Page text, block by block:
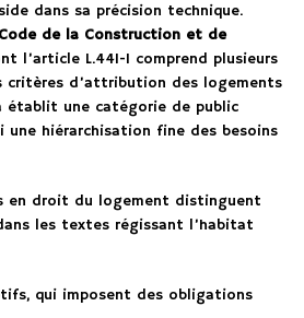
dans sa précision technique.
Code de la Construction et de
l’article L.441-1 comprend plusieurs
critères d’attribution des logements
établit une catégorie de public
une hiérarchisation fine des besoins
en droit du logement distinguent
les textes régissant l’habitat
qui imposent des obligations